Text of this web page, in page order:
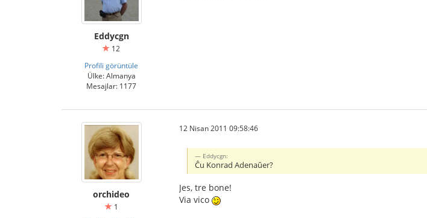
Eddycgn
12
Profili görüntüle
Ülke: Almanya
Mesajlar: 1177
orchideo
1
12 Nisan 2011 09:58:46
Eddycgn:
Ĉu Konrad Adenaŭer?
Jes, tre bone!
Via vico